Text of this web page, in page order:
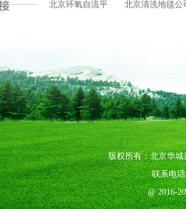
北京环氧自流平 北京清洗地毯公
版权所有：北京华
联系电
@ 2016-